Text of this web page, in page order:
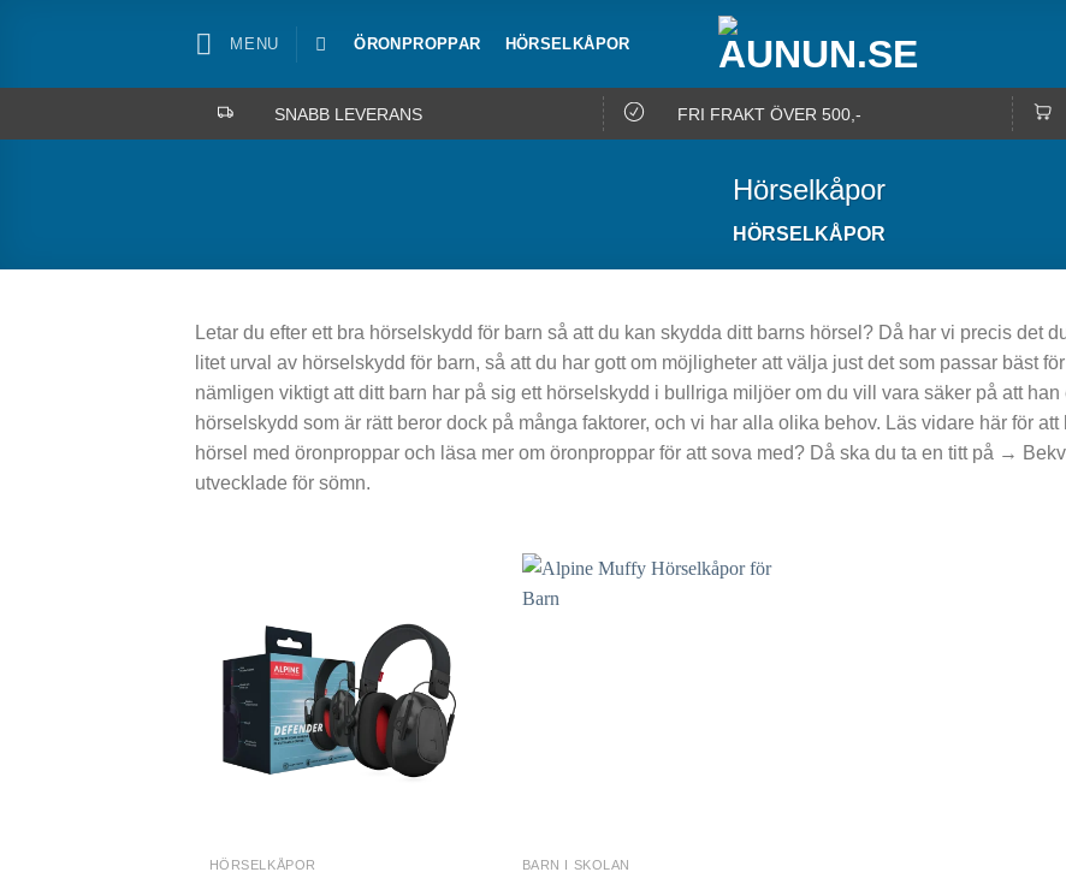
MENU ÖRONPROPPAR HÖRSELKÅPOR
SNABB LEVERANS FRI FRAKT ÖVER 500,-
Hörselkåpor
HÖRSELKÅPOR
Letar du efter ett bra hörselskydd för barn så att du kan skydda ditt barns hörsel? Då har vi precis det
litet urval av hörselskydd för barn, så att du har gott om möjligheter att välja just det som passar bäst
nämligen viktigt att ditt barn har på sig ett hörselskydd i bullriga miljöer om du vill vara säker på att
hörselskydd som är rätt beror dock på många faktorer, och vi har alla olika behov. Läs vidare här för
hörsel med öronproppar och läsa mer om öronproppar för att sova med? Då ska du ta en titt på →
utvecklade för sömn.
HÖRSELKÅPOR BARN I SKOLAN